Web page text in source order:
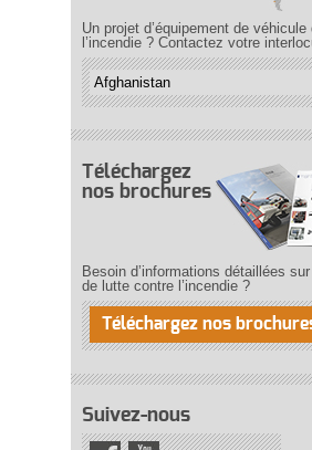
Un projet d’équipement de
l’incendie ? Contactez votre
Téléchargez
nos brochures
Besoin d’informations détaillées
de lutte contre l’incendie ?
Téléchargez nos
Suivez-nous